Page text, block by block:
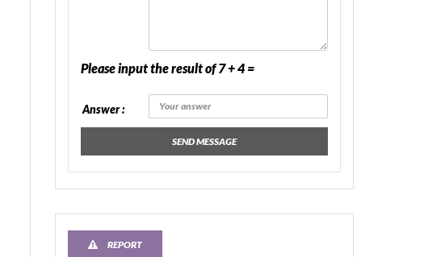
Please input the result of 7 + 4 =
Answer :
SEND MESSAGE
REPORT